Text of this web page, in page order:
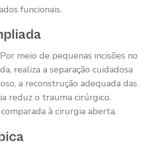
funcionais.
meio de pequenas incisões no
realiza a separação cuidadosa
a reconstrução adequada das
reduz o trauma cirúrgico.
à cirurgia aberta.